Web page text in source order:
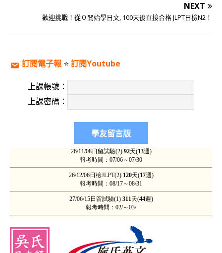
NEXT
歡迎挑戰！從０開始學日文, 100天後直接合格 JLPT日檢N2！
訂閱電子報 ⭐️ 訂閱Youtube
上課帳號：
上課密碼：